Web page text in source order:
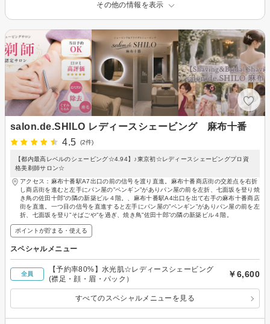
その他の情報を表示
salon.de.SHILO レディースシェービング 麻布十番
4.5
(2件)
【都内最高レベルのシェービング☆4.94】♪東京初☆レディースシェービングプロ資
格美剃師サロン☆
アクセス：麻布十番駅A7出口の前の信号を渡り直進。麻布十番商店街の交差点を右折
し商店街を進むと左手にパン屋の”ペンギン”がありパン屋の前を左折、七面坂を登り焼
き鳥の佐田十郎”の隣の新築ビル４階。、麻布十番駅A4出口を出て右手の麻布十番商店
街を直進。一つ目の信号を直進すると左手にパン屋の”ペンギン”がありパン屋の前を左
折、七面坂を登り”そばごや”を過ぎ、焼き鳥”佐田十郎”の隣の新築ビル４階。
ポイントが貯まる・使える
スペシャルメニュー
全員
【予約率80%】水光肌☆レディースシェービング
(襟足・顔・眉・パック）
￥6,600
すべてのスペシャルメニューを見る